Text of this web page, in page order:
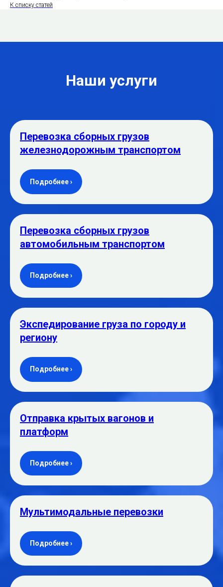
К списку статей
Наши услуги
Перевозка сборных грузов
железнодорожным транспортом
Подробнее ›
Перевозка сборных грузов
автомобильным транспортом
Подробнее ›
Экспедирование груза по городу и
региону
Подробнее ›
Отправка крытых вагонов и
платформ
Подробнее ›
Мультимодальные перевозки
Подробнее ›